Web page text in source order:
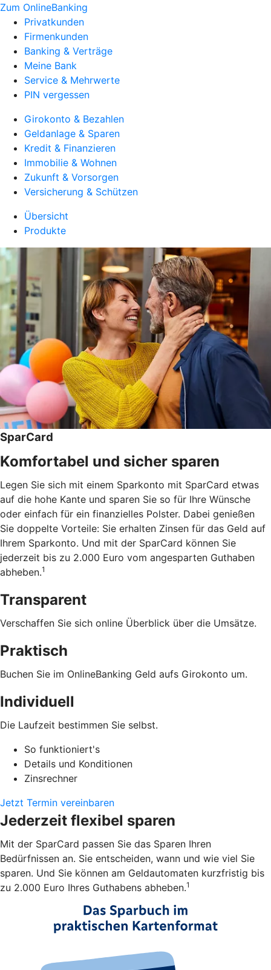
Zum OnlineBanking
Privatkunden
Firmenkunden
Banking & Verträge
Meine Bank
Service & Mehrwerte
PIN vergessen
Girokonto & Bezahlen
Geldanlage & Sparen
Kredit & Finanzieren
Immobilie & Wohnen
Zukunft & Vorsorgen
Versicherung & Schützen
Übersicht
Produkte
SparCard
Komfortabel und sicher sparen
Legen Sie sich mit einem Sparkonto mit SparCard etwas
auf die hohe Kante und sparen Sie so für Ihre Wünsche
oder einfach für ein finanzielles Polster. Dabei genießen
Sie doppelte Vorteile: Sie erhalten Zinsen für das Geld auf
Ihrem Sparkonto. Und mit der SparCard können Sie
jederzeit bis zu 2.000 Euro vom angesparten Guthaben
abheben.1
Transparent
Verschaffen Sie sich online Überblick über die Umsätze.
Praktisch
Buchen Sie im OnlineBanking Geld aufs Girokonto um.
Individuell
Die Laufzeit bestimmen Sie selbst.
So funktioniert's
Details und Konditionen
Zinsrechner
Jetzt Termin vereinbaren
Jederzeit flexibel sparen
Mit der SparCard passen Sie das Sparen Ihren
Bedürfnissen an. Sie entscheiden, wann und wie viel Sie
sparen. Und Sie können am Geldautomaten kurzfristig bis
zu 2.000 Euro Ihres Guthabens abheben.1